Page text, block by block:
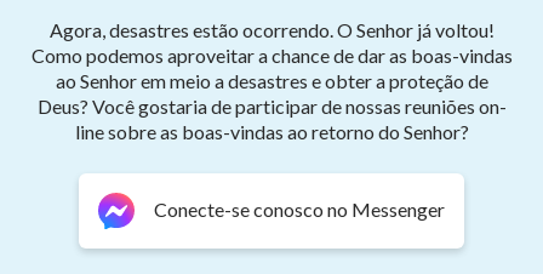
Agora, desastres estão ocorrendo. O Senhor já voltou!
Como podemos aproveitar a chance de dar as boas-vindas
ao Senhor em meio a desastres e obter a proteção de
Deus? Você gostaria de participar de nossas reuniões on-
line sobre as boas-vindas ao retorno do Senhor?
Conecte-se conosco no Messenger